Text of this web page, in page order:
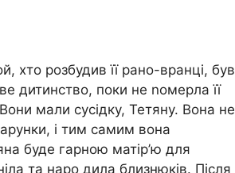
хто розбудив її рано-вранці, був
поки не nомерла її
мали сусідку, Тетяну. Вона не
і тим самим вона
буде гарною матір’ю для
та наро дила близнюків. Після